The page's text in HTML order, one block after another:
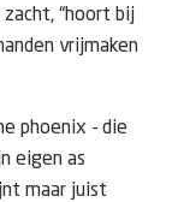
“hoort bij
vrijmaken
phoenix - die
eigen as
maar juist